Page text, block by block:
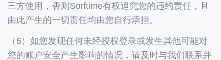
三方使用，否则Sorftime有权追究您的违约责任，且
由此产生的一切责任均由您自行承担。
（6）如您发现任何未经授权登录或发生其他可能对
您的账户安全产生影响的情况，请及时与我们联系并